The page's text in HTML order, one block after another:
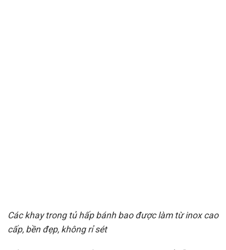
Các khay trong tủ hấp bánh bao được làm từ inox cao
cấp, bền đẹp, không rỉ sét